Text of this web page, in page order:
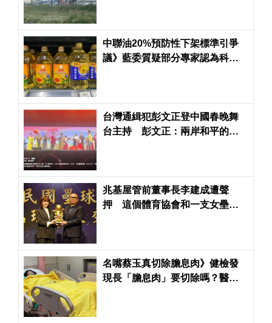
中聯油20%預防性下架標準引爭
議》藍委質疑部分專家認為科學
台灣通緝犯彭文正登中國春晚舞
台主持 彭文正：兩岸和平的一
兆基屋管前董事長李建成遭聲
押 這個體育協會和一支女壘隊
名嘴蔡玉真切除膽息肉》健檢發
現長「膽息肉」要切除嗎？醫：4